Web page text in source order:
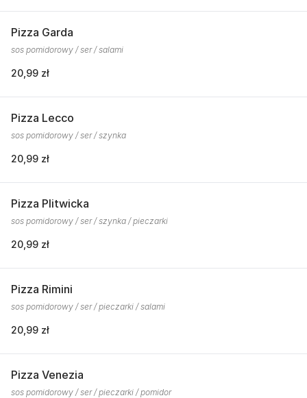
Pizza Garda
sos pomidorowy / ser / salami
20,99 zł
Pizza Lecco
sos pomidorowy / ser / szynka
20,99 zł
Pizza Plitwicka
sos pomidorowy / ser / szynka / pieczarki
20,99 zł
Pizza Rimini
sos pomidorowy / ser / pieczarki / salami
20,99 zł
Pizza Venezia
sos pomidorowy / ser / pieczarki / pomidor